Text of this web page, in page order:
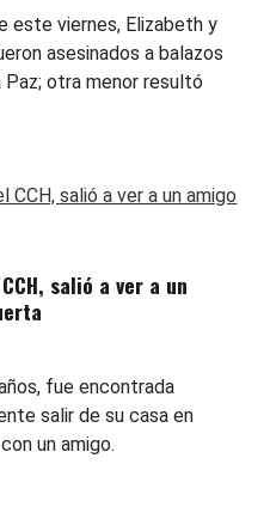
este viernes, Elizabeth y
asesinados a balazos
otra menor resultó
salió a ver a un
fue encontrada
salir de su casa en
un amigo.